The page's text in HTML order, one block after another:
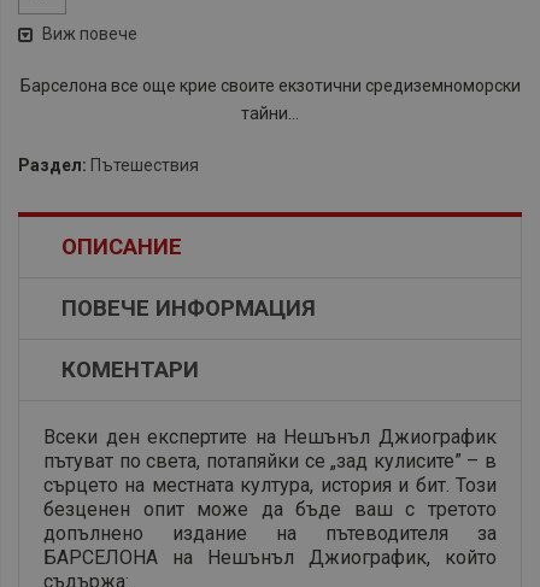
Виж повече
Барселона все още крие своите екзотични средиземноморски
тайни...
Раздел: Пътешествия
ОПИСАНИЕ
ПОВЕЧЕ ИНФОРМАЦИЯ
КОМЕНТАРИ
Всеки ден експертите на Нешънъл Джиографик
пътуват по света, потапяйки се „зад кулисите” – в
сърцето на местната култура, история и бит. Този
безценен опит може да бъде ваш с третото
допълнено издание на пътеводителя за
БАРСЕЛОНА на Нешънъл Джиографик, който
съдържа: